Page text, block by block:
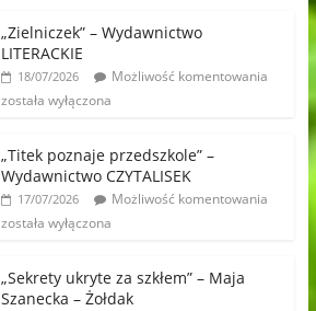
„Zielniczek” – Wydawnictwo
LITERACKIE
18/07/2026
Możliwość komentowania
została wyłączona
„Titek poznaje przedszkole” –
Wydawnictwo CZYTALISEK
17/07/2026
Możliwość komentowania
została wyłączona
„Sekrety ukryte za szkłem” – Maja
Szanecka – Żołdak